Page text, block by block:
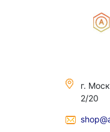
г.
2/20